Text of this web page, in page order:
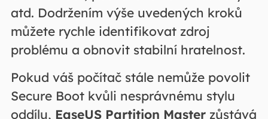
atd. Dodržením výše uvedených kroků
můžete rychle identifikovat zdroj
problému a obnovit stabilní hratelnost.
Pokud váš počítač stále nemůže povolit
Secure Boot kvůli nesprávnému stylu
oddílu, EaseUS Partition Masterzůstává